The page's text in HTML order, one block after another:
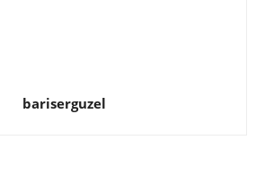
bariserguzel